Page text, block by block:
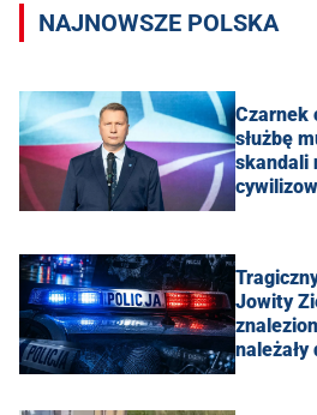
NAJNOWSZE POLSKA
Czarnek
służbę
skandali
Jowity
należały